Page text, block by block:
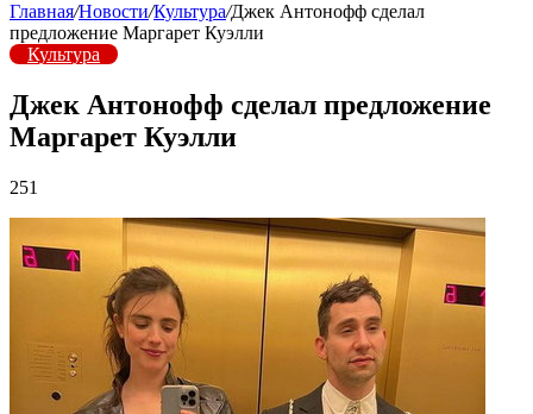
Главная/Новости/Культура/Джек Антонофф сделал
предложение Маргарет Куэлли
Культура
Джек Антонофф сделал предложение
Маргарет Куэлли
251